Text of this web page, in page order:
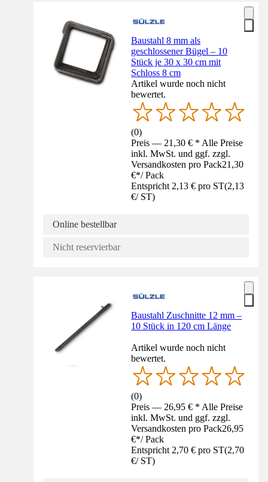
Baustahl 8 mm als
geschlossener Bügel – 10
Stück je 30 x 30 cm mit
Schloss 8 cm
Artikel wurde noch nicht
bewertet.
(0)
Preis — 21,30 € * Alle Preise
inkl. MwSt. und ggf. zzgl.
Versandkosten pro Pack21,30
€*/ Pack
Entspricht 2,13 € pro ST(2,13
€/ ST)
Online bestellbar
Nicht reservierbar
Baustahl Zuschnitte 12 mm –
10 Stück in 120 cm Länge
Artikel wurde noch nicht
bewertet.
(0)
Preis — 26,95 € * Alle Preise
inkl. MwSt. und ggf. zzgl.
Versandkosten pro Pack26,95
€*/ Pack
Entspricht 2,70 € pro ST(2,70
€/ ST)